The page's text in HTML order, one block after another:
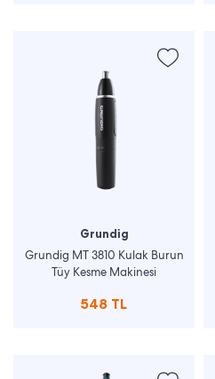
Grundig
Grundig MT 3810 Kulak Burun
Tüy Kesme Makinesi
548 TL